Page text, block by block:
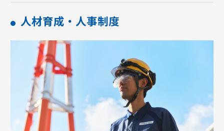
人材育成・人事制度